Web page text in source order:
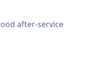
after-service